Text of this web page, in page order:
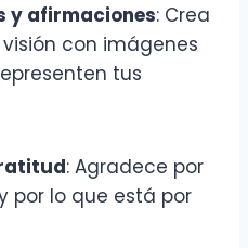
y afirmaciones: Crea
con imágenes
tus
: Agradece por
por lo que está por